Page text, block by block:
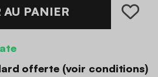
PANIER
offerte (voir conditions)